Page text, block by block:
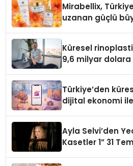
Mirabellix,
uzanan güçlü
Küresel rinoplasti
9,6 milyar dolara
Türkiye’den
dijital ekonomi
Ayla Selvi’den
Kasetler 1” 31